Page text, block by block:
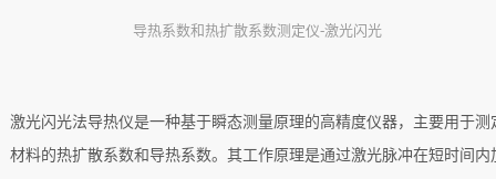
导热系数和热扩散系数测定仪-激光闪光
激光闪光法导热仪是一种基于瞬态测量原理的高精度仪器，主要用于测
材料的热扩散系数和导热系数。其工作原理是通过激光脉冲在短时间内